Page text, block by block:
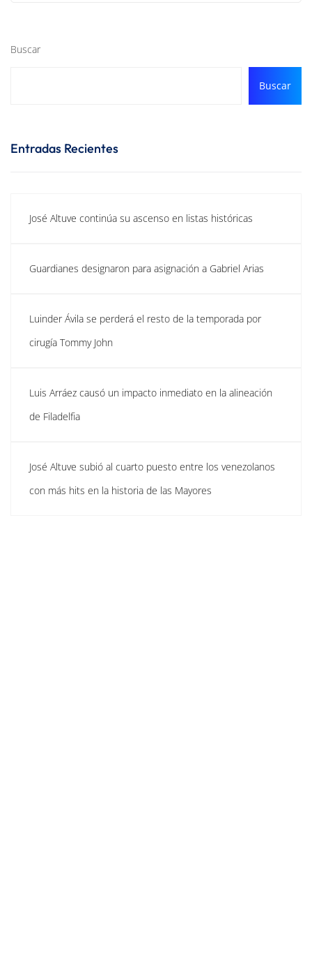
Buscar
Buscar
Entradas Recientes
José Altuve continúa su ascenso en listas históricas
Guardianes designaron para asignación a Gabriel Arias
Luinder Ávila se perderá el resto de la temporada por
cirugía Tommy John
Luis Arráez causó un impacto inmediato en la alineación
de Filadelfia
José Altuve subió al cuarto puesto entre los venezolanos
con más hits en la historia de las Mayores